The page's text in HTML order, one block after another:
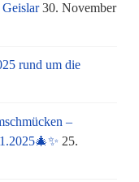
30. November
rund um die
–
25.